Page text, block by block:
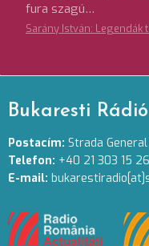
fura szagú…
Sarány István: Legendák
Bukaresti Rádió
Postacím: Strada
Telefon: +40 21 303 15
E-mail: